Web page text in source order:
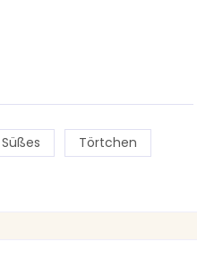
Süßes
Törtchen